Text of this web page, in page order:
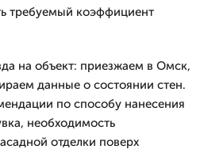
требуемый коэффициент
на объект: приезжаем в Омск,
данные о состоянии стен.
по способу нанесения
необходимость
отделки поверх